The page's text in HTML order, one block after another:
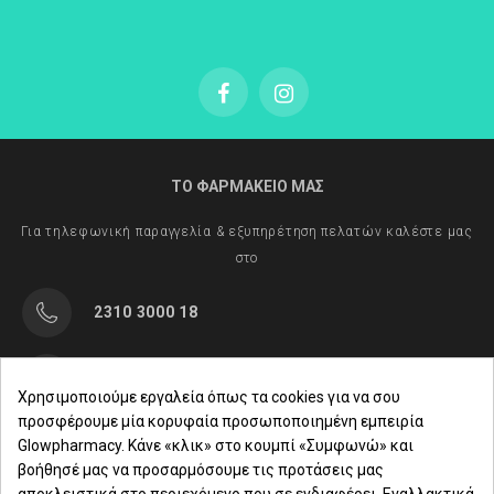
PALMITATE, RETINYL PALMITATE.
ΤΟ ΦΑΡΜΑΚΕΙΟ ΜΑΣ
Για τηλεφωνική παραγγελία & εξυπηρέτηση πελατών καλέστε μας
στο
2310 3000 18
Δευ. - Παρ.: 8:00 - 21:00
Σάββατο: 09:00-15:00
Χρησιμοποιούμε εργαλεία όπως τα cookies για να σου
προσφέρουμε μία κορυφαία προσωποποιημένη εμπειρία
Glowpharmacy. Κάνε «κλικ» στο κουμπί «Συμφωνώ» και
βοήθησέ μας να προσαρμόσουμε τις προτάσεις μας